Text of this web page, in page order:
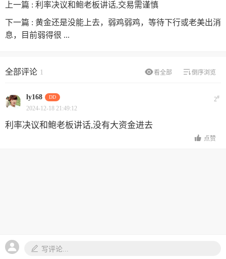
上一篇 : 利率决议和鲍老板讲话,交易需谨慎
下一篇 : 黄金还是没能上去，弱鸡弱鸡，等待下行或老美出消
息，目前弱得很 ...
看全部 倒序浏览
全部评论 1
ly168 DD 2#
2024-12-18 21:49:12
利率决议和鲍老板讲话,没有大资金进去
点赞
写评论...